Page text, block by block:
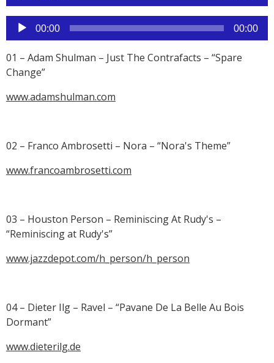
audio
Reproductor
de
audio
00:00 00:00
01 – Adam Shulman – Just The Contrafacts – “Spare
Change”
www.adamshulman.com
02 – Franco Ambrosetti – Nora – “Nora's Theme”
www.francoambrosetti.com
03 – Houston Person – Reminiscing At Rudy's –
“Reminiscing at Rudy's”
www.jazzdepot.com/h_person/h_person
04 – Dieter Ilg – Ravel – “Pavane De La Belle Au Bois
Dormant”
www.dieterilg.de